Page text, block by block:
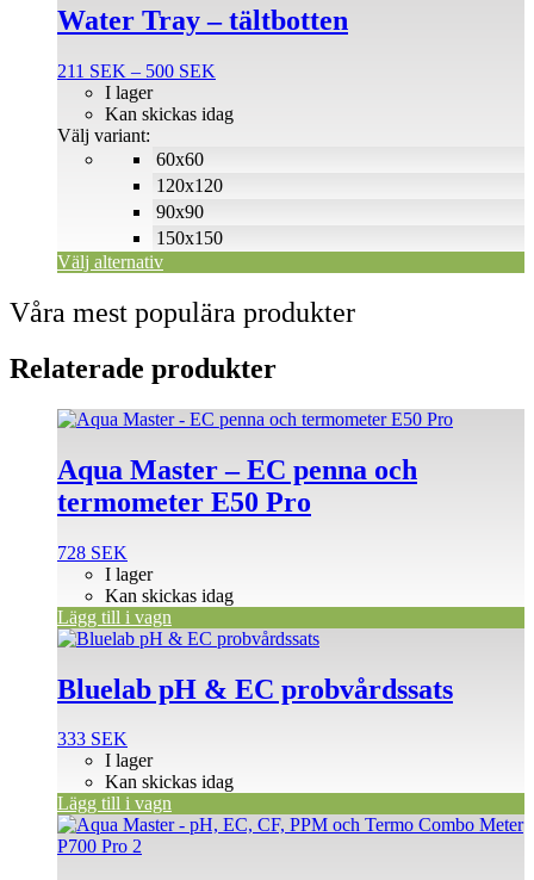
Water Tray – tältbotten
211 SEK – 500 SEK
till
60x60
120x120
90x90
150x150
I lager
Kan skickas idag
Välj variant:
Välj alternativ
produkten
har
varianter.
olika
alternativen
Våra mest populära produkter
Relaterade produkter
Aqua Master – EC penna och
termometer E50 Pro
728 SEK
I lager
Kan skickas idag
Lägg till i vagn
Bluelab pH & EC probvårdssats
333 SEK
I lager
Kan skickas idag
Lägg till i vagn